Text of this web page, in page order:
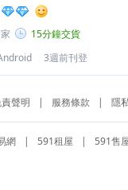
15分鐘交貨
3週前刊登
聲明 | 服務條款 | 隱
網 | 591租屋 | 591售